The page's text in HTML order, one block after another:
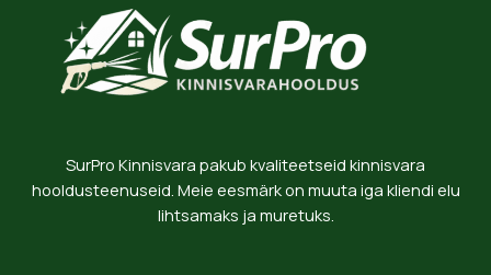
SurPro Kinnisvara pakub kvaliteetseid kinnisvara
hooldusteenuseid. Meie eesmärk on muuta iga kliendi elu
lihtsamaks ja muretuks.